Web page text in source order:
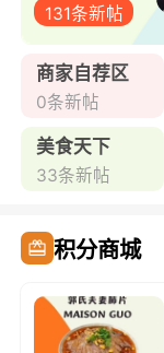
131条新帖
商家自荐区
0条新帖
美食天下
33条新帖
积分商城